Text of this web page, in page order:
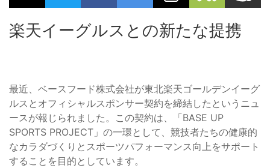
楽天イーグルスとの新たな提携
最近、ベースフード株式会社が東北楽天ゴールデンイーグ
ルスとオフィシャルスポンサー契約を締結したというニュ
ースが報じられました。この契約は、「BASE UP
SPORTS PROJECT」の一環として、競技者たちの健康的
なカラダづくりとスポーツパフォーマンス向上をサポート
することを目的としています。